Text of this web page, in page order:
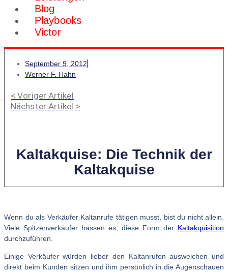
Blog
Playbooks
Victor
September 9, 2012
Werner F. Hahn
< Voriger Artikel
Nächster Artikel >
Kaltakquise: Die Technik der
Kaltakquise
Wenn du als Verkäufer Kaltanrufe tätigen musst, bist du nicht allein.
Viele Spitzenverkäufer hassen es, diese Form der Kaltakquisition
durchzuführen.
Einige Verkäufer würden lieber den Kaltanrufen ausweichen und
direkt beim Kunden sitzen und ihm persönlich in die Augenschauen